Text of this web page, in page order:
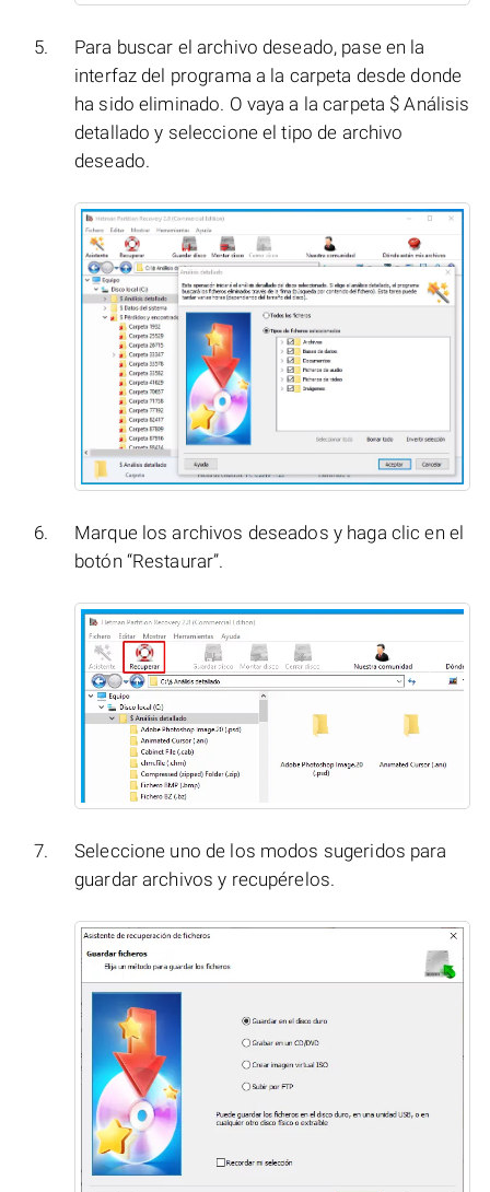
Para buscar el archivo deseado, pase en la
interfaz del programa a la carpeta desde donde
ha sido eliminado. O vaya a la carpeta $ Análisis
detallado y seleccione el tipo de archivo
deseado.
Marque los archivos deseados y haga clic en el
botón “Restaurar”.
Seleccione uno de los modos sugeridos para
guardar archivos y recupérelos.